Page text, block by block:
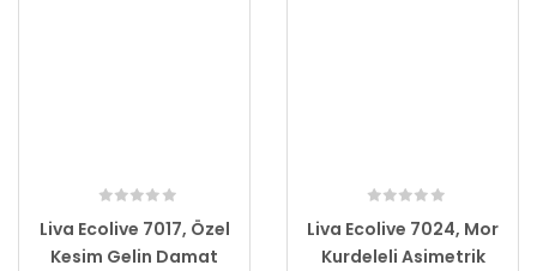
Liva Ecolive 7017, Özel
Kesim Gelin Damat
Liva Ecolive 7024, Mor
Kurdeleli Asimetrik